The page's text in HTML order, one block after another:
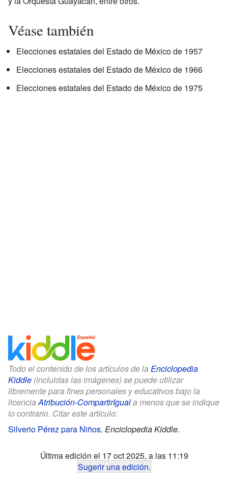
Véase también
Elecciones estatales del Estado de México de 1957
Elecciones estatales del Estado de México de 1966
Elecciones estatales del Estado de México de 1975
Todo el contenido de los artículos de la Enciclopedia
Kiddle (incluidas las imágenes) se puede utilizar
libremente para fines personales y educativos bajo la
licenciaAtribución-CompartirIguala menos que se indique
lo contrario. Citar este artículo:
Silverio Pérez para Niños. Enciclopedia Kiddle.
Última edición el 17 oct 2025, a las 11:19
Sugerir una edición.